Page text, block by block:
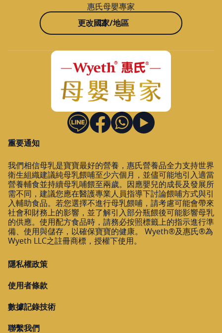
惠氏母嬰專家
更改國家/地區
重要通知
我們相信母乳是寶寶最好的營養，惠氏營養品全力支持世界
衛生組織建議純母乳餵哺至少六個月，並儘可能地引入適當
營養輔食並持續母乳哺餵至兩歲。因應嬰兒的成長及發展所
需不同，建議您應在醫護專業人員指導下討論餵哺方式與引
入輔助食品。若您選擇不進行母乳餵哺，請考慮可能會帶來
社會和財務上的影響，並了解引入部分瓶餵後可能影響母乳
的供應。使用配方食品時，請務必按照標籤上的指示進行準
備、使用與儲存，以確保寶寶的健康。 Wyeth®及惠氏®為
Wyeth LLC之註冊商標，授權下使用。
隱私權政策
使用者條款
數據記錄技術
聯繫我們